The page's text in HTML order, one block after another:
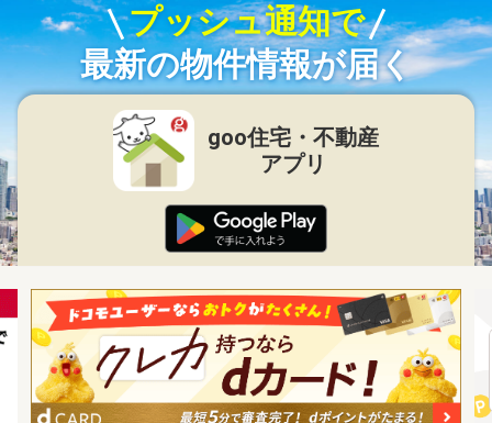
プッシュ通知で
最新の物件情報が届く
goo住宅・不動産
アプリ